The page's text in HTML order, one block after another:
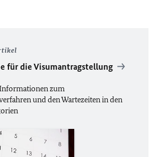
für die Visumantragstellung
zum
und den Wartezeiten in den